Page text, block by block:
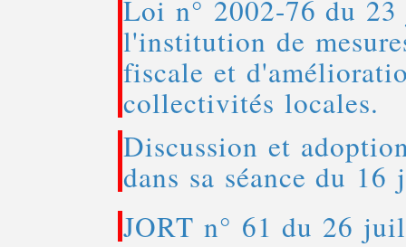
Loi n° 2002-76 du
l'institution de
fiscale et
collectivités locales.
Discussion et
dans sa séance du
JORT n° 61 du 26